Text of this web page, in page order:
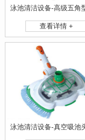
查看详情 +